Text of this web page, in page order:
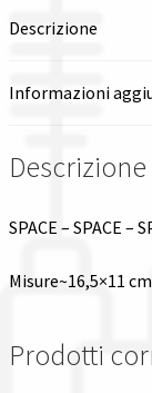
I nostri negozi
Riepilogo ordine
Descrizione
Informazioni
Descrizione
SPACE – SPACE –
Misure~16,5×11 cm
Prodotti